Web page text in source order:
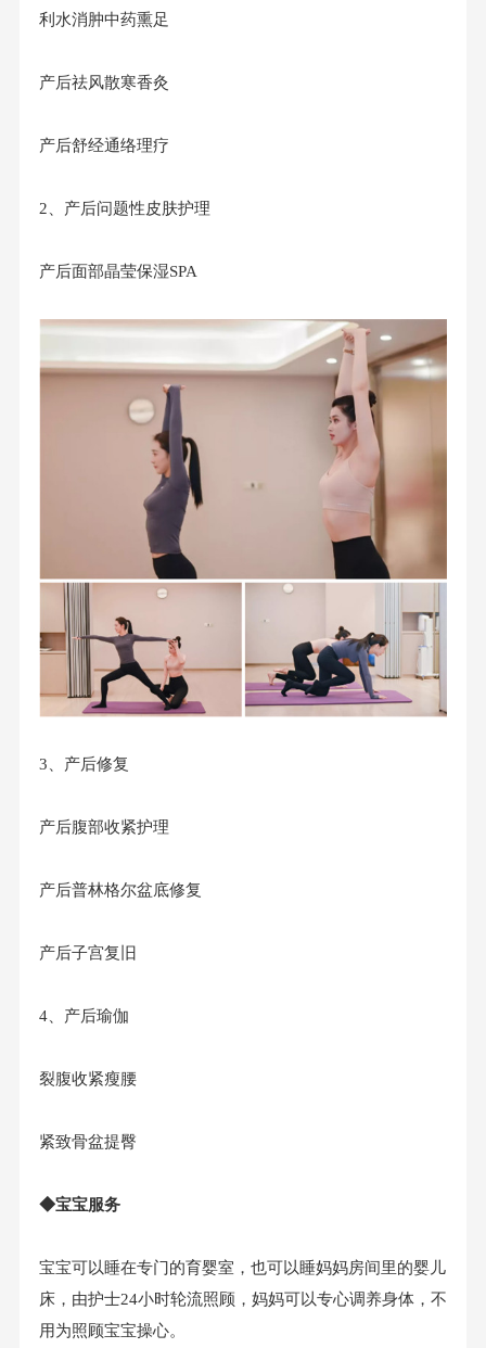
利水消肿中药熏足
产后祛风散寒香灸
产后舒经通络理疗
2、产后问题性皮肤护理
产后面部晶莹保湿SPA
3、产后修复
产后腹部收紧护理
产后普林格尔盆底修复
产后子宫复旧
4、产后瑜伽
裂腹收紧瘦腰
紧致骨盆提臀
◆宝宝服务
宝宝可以睡在专门的育婴室，也可以睡妈妈房间里的婴儿
床，由护士24小时轮流照顾，妈妈可以专心调养身体，不
用为照顾宝宝操心。